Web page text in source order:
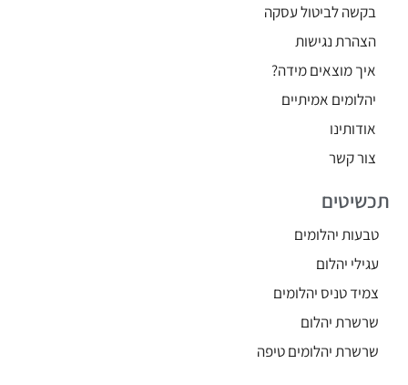
בקשה לביטול עסקה
הצהרת נגישות
איך מוצאים מידה?
יהלומים אמיתיים
אודותינו
צור קשר
תכשיטים
טבעות יהלומים
עגילי יהלום
צמיד טניס יהלומים
שרשרת יהלום
שרשרת יהלומים טיפה